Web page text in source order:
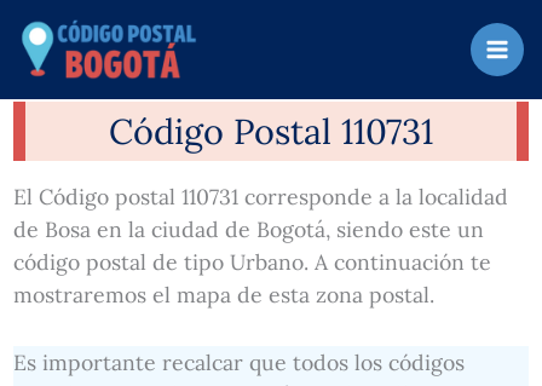
contenido
Código Postal 110731
El Código postal 110731 corresponde a la localidad
de Bosa en la ciudad de Bogotá, siendo este un
código postal de tipo Urbano. A continuación te
mostraremos el mapa de esta zona postal.
Es importante recalcar que todos los códigos